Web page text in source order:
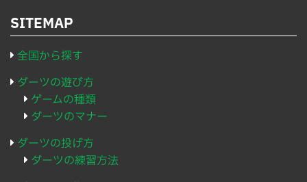
SITEMAP
全国から探す
ダーツの遊び方
ゲームの種類
ダーツのマナー
ダーツの投げ方
ダーツの練習方法